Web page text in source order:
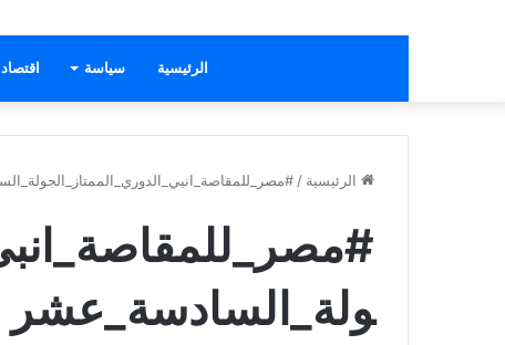
الرئيسية سياسة اقتصاد
الرئيسية /
ولة_السادسة_عشر